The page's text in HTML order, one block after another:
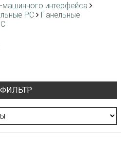
интерфейса
РС
Панельные
ФИЛЬТР